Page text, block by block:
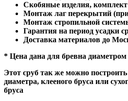
Скобяные изделия, комплект
Монтаж лаг перекрытий
Монтаж стропильной
Гарантия на период усадки
Доставка материалов до
* Цена дана для бревна
Этот сруб так же можно
диаметра, клееного бруса или
бруса